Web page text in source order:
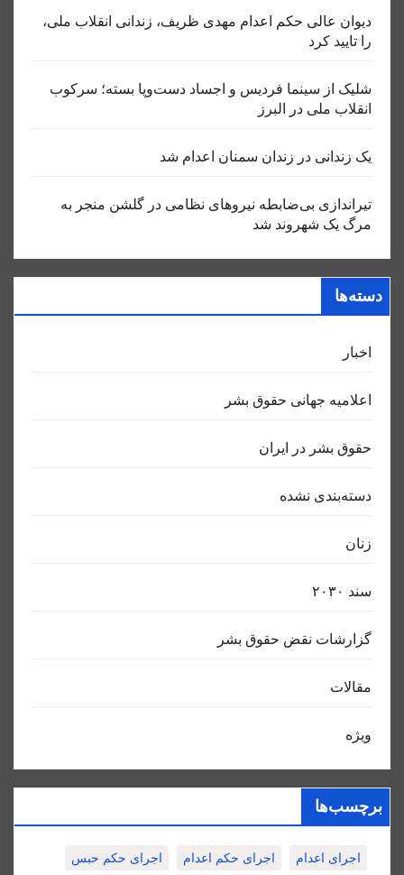
دیوان عالی حکم اعدام مهدی ظریف، زندانی انقلاب ملی،
را تایید کرد
شلیک از سینما فردیس و اجساد دست‌وپا بسته؛ سرکوب
انقلاب ملی در البرز
یک زندانی در زندان سمنان اعدام شد
تیراندازی بی‌ضابطه نیروهای نظامی در گلشن منجر به
مرگ یک شهروند شد
دسته‌ها
اخبار
اعلاميه جهانی حقوق بشر
حقوق بشر در ایران
دسته‌بندی نشده
زنان
سند ٢٠٣٠
گزارشات نقض حقوق بشر
مقالات
ویژه
برچسب‌ها
اجرای اعدام اجرای حکم اعدام اجرای حکم حبس